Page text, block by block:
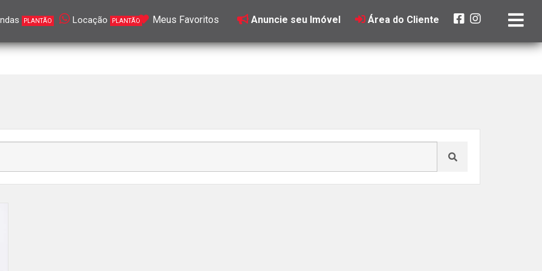
PLANTÃO Locação PLANTÃO Meus Favoritos Anuncie seu Imóvel Área do Cliente